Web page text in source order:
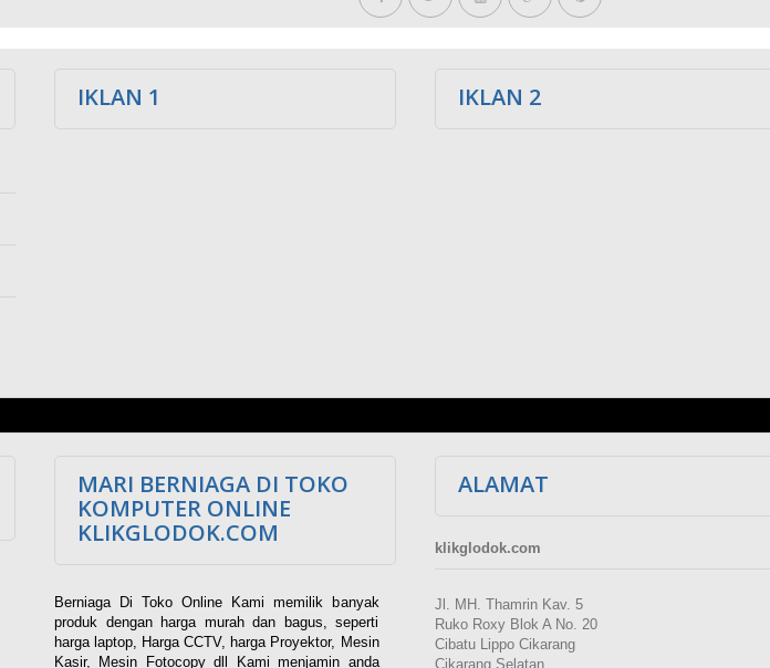
IKLAN 1 IKLAN 2
MARI BERNIAGA DI TOKO
KOMPUTER ONLINE
KLIKGLODOK.COM
Berniaga Di Toko Online Kami memilik banyak
produk dengan harga murah dan bagus, seperti
harga laptop, Harga CCTV, harga Proyektor, Mesin
Kasir, Mesin Fotocopy dll Kami menjamin anda
ALAMAT
klikglodok.com
Jl. MH. Thamrin Kav. 5
Ruko Roxy Blok A No. 20
Cibatu Lippo Cikarang
Cikarang Selatan